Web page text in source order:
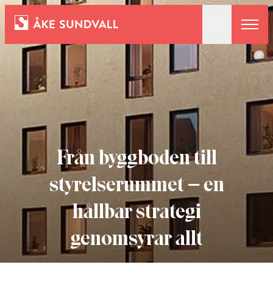
Bostäder
Lokaler och parkering
Entreprenad
Om oss
Kontakt
Från byggboden till
styrelserummet – en
hållbar strategi
genomsyrar allt